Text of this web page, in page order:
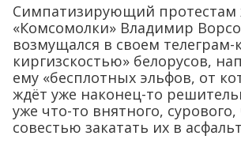
Симпатизирующий протестам
«Комсомолки» Владимир
возмущался в своем телеграм-
киргизскостью» белорусов,
ему «бесплотных эльфов, от
ждёт уже наконец-то
уже что-то внятного,
совестью закатать их в